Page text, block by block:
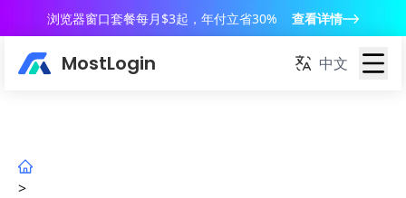
浏览器窗口套餐每月$3起，年付立省30% 查看详情
MostLogin 中文
>